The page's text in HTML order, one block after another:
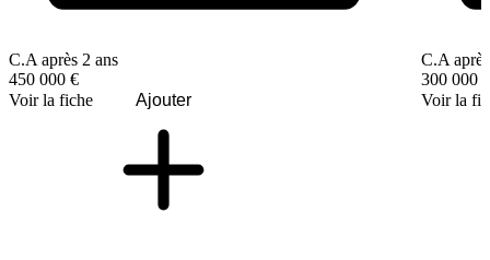
C.A après 2 ans
450 000 €
Voir la fiche
Ajouter
C.A
300 000 €
Voir la